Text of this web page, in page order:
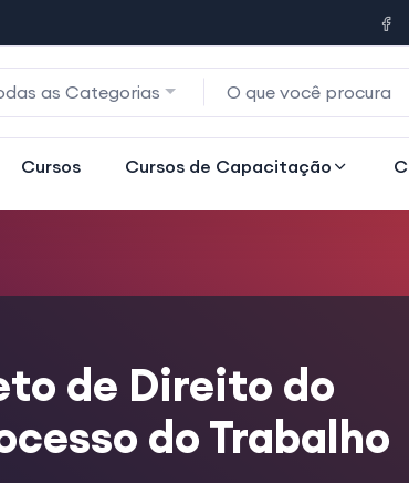
as Categorias
Cursos Cursos de Capacitação
de Direito do
do Trabalho